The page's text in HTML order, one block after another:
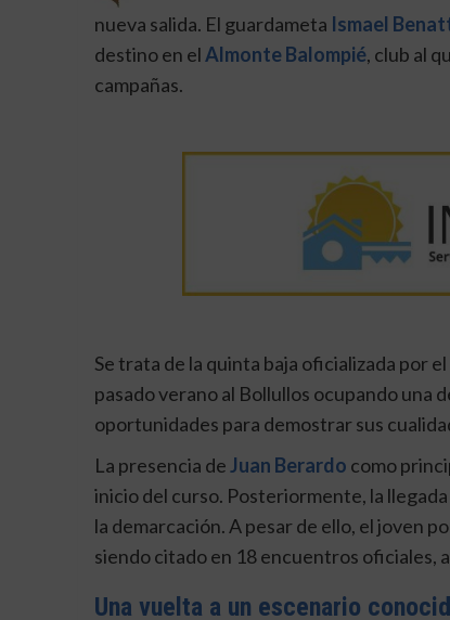
nueva salida. El guardameta Ismael
destino en elAlmonte Balompié, club al
campañas.
Se trata de la quinta baja oficializada por
pasado verano al Bollullos ocupando una
oportunidades para demostrar sus
La presencia deJuan Berardo como
inicio del curso. Posteriormente, la
la demarcación. A pesar de ello, el joven
siendo citado en 18 encuentros oficiales,
Una vuelta a un escenario